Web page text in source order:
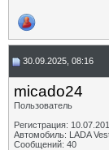
30.09.2025, 08:16
micado24
Пользователь
Регистрация:
Автомобиль: LADA
Сообщений: 40